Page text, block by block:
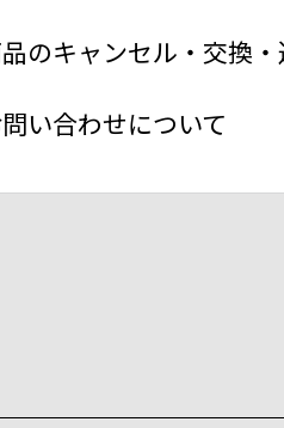
のキャンセル・交換
い合わせについて